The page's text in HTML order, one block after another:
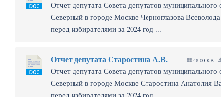
Отчет депутата Совета депутатов муниципального
Северный в городе Москве Черноглазова
перед избирателями за 2024 год ...
Отчет депутата Старостина А.В. 48.00 KB
Отчет депутата Совета депутатов муниципального
Северный в городе Москве Старостина Анатолия
перед избирателями за 2024 год ...